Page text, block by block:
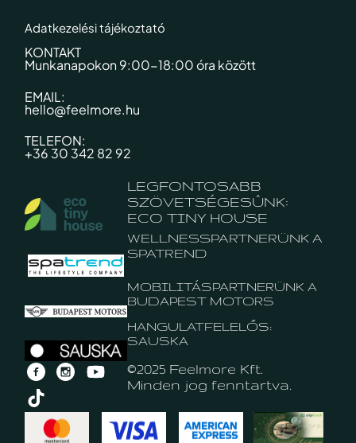
Adatkezelési tájékoztató
KONTAKT
Munkanapokon 9:00-18:00 óra között​
EMAIL:
hello@feelmore.hu
TELEFON:
+36 30 342 82 92
LEGFONTOSABB
SZÖVETSÉGESÛNK:
ECO TINY HOUSE
WELLNESSPARTNERÜNK A
SPATREND
MOBILITÁSPARTNERÜNK A
BUDAPEST MOTORS
HANGULATFELELŐS:
SAUSKA
©2025 Feelmore Kft.
Minden jog fenntartva.